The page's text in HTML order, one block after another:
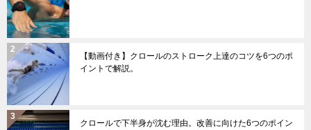
【動画付き】クロールのストローク上達のコツを6つのポ
イントで解説。
クロールで下半身が沈む理由。改善に向けた6つのポイン